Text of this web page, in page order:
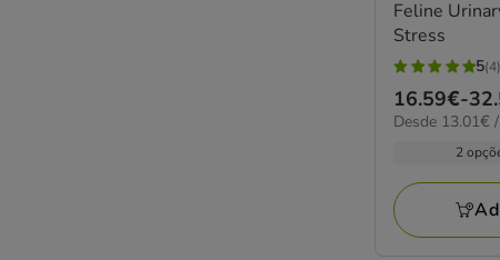
Feline
Stress
5
estrelas
com
avaliações
5(4)
Preço
de
32.52€
16.59€-
13.01€
Desde 13.01€
2